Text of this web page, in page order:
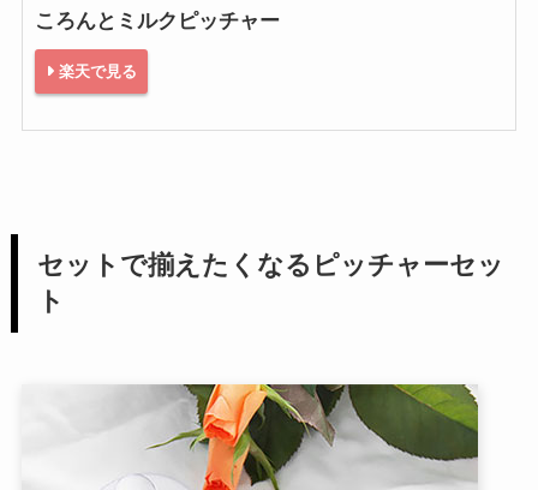
ころんとミルクピッチャー
楽天で見る
セットで揃えたくなるピッチャーセッ
ト